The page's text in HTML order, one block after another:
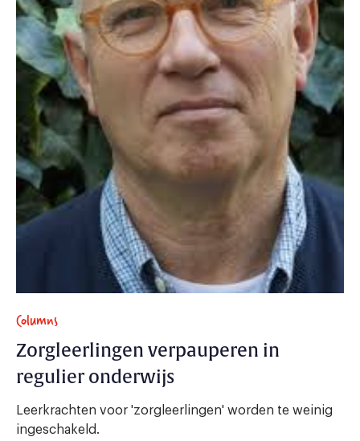
Columns
Zorgleerlingen verpauperen in
regulier onderwijs
Leerkrachten voor 'zorgleerlingen' worden te weinig
ingeschakeld.